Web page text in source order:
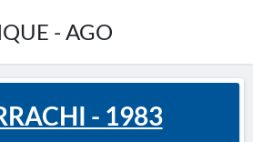
- AGO
- 1983